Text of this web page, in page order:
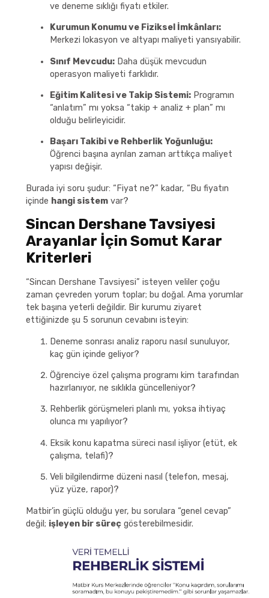
ve deneme sıklığı fiyatı etkiler.
Kurumun Konumu ve Fiziksel İmkânları:
Merkezi lokasyon ve altyapı maliyeti yansıyabilir.
Sınıf Mevcudu:Daha düşük mevcudun
operasyon maliyeti farklıdır.
Eğitim Kalitesi ve Takip Sistemi:Programın
“anlatım” mı yoksa “takip + analiz + plan” mı
olduğu belirleyicidir.
Başarı Takibi ve Rehberlik Yoğunluğu:
Öğrenci başına ayrılan zaman arttıkça maliyet
yapısı değişir.
Burada iyi soru şudur: “Fiyat ne?” kadar, “Bu fiyatın
içinde hangi sistemvar?
Sincan Dershane Tavsiyesi
Arayanlar İçin Somut Karar
Kriterleri
“Sincan Dershane Tavsiyesi” isteyen veliler çoğu
zaman çevreden yorum toplar; bu doğal. Ama yorumlar
tek başına yeterli değildir. Bir kurumu ziyaret
ettiğinizde şu 5 sorunun cevabını isteyin:
Deneme sonrası analiz raporu nasıl sunuluyor,
kaç gün içinde geliyor?
Öğrenciye özel çalışma programı kim tarafından
hazırlanıyor, ne sıklıkla güncelleniyor?
Rehberlik görüşmeleri planlı mı, yoksa ihtiyaç
olunca mı yapılıyor?
Eksik konu kapatma süreci nasıl işliyor (etüt, ek
çalışma, telafi)?
Veli bilgilendirme düzeni nasıl (telefon, mesaj,
yüz yüze, rapor)?
Matbir’in güçlü olduğu yer, bu sorulara “genel cevap”
değil; işleyen bir süreçgösterebilmesidir.